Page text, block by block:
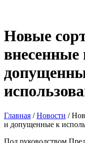
Новые
внесенные
Главная /Новости /
и допущенные к
Под руководством